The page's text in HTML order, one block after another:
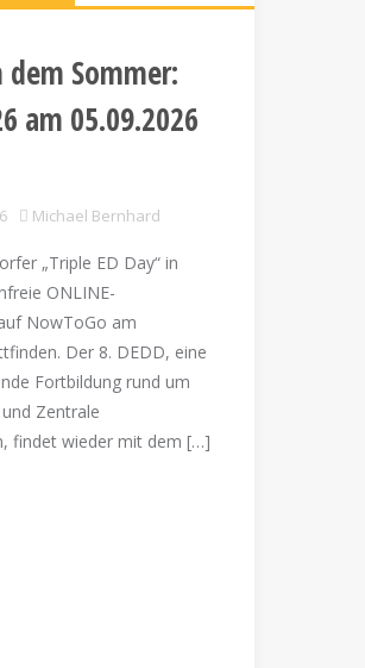
dem Sommer:
am 05.09.2026
Michael Bernhard
„Triple ED Day“ in
ONLINE-
NowToGo am
Der 8. DEDD, eine
Fortbildung rund um
Zentrale
findet wieder mit dem […]